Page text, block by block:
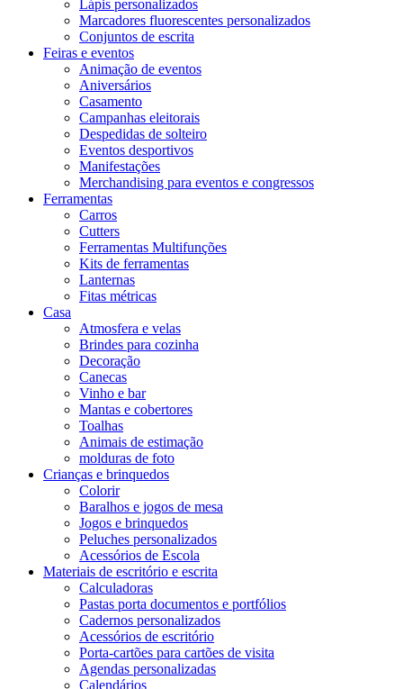
Lápis personalizados
Marcadores fluorescentes personalizados
Conjuntos de escrita
Feiras e eventos
Animação de eventos
Aniversários
Casamento
Campanhas eleitorais
Despedidas de solteiro
Eventos desportivos
Manifestações
Merchandising para eventos e congressos
Ferramentas
Carros
Cutters
Ferramentas Multifunções
Kits de ferramentas
Lanternas
Fitas métricas
Casa
Atmosfera e velas
Brindes para cozinha
Decoração
Canecas
Vinho e bar
Mantas e cobertores
Toalhas
Animais de estimação
molduras de foto
Crianças e brinquedos
Colorir
Baralhos e jogos de mesa
Jogos e brinquedos
Peluches personalizados
Acessórios de Escola
Materiais de escritório e escrita
Calculadoras
Pastas porta documentos e portfólios
Cadernos personalizados
Acessórios de escritório
Porta-cartões para cartões de visita
Agendas personalizadas
Calendários